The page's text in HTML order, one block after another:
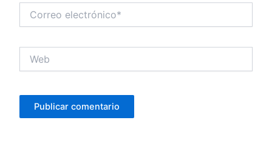
electrónico*